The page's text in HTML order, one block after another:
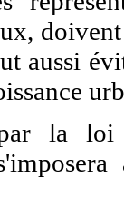
aussi
la loi